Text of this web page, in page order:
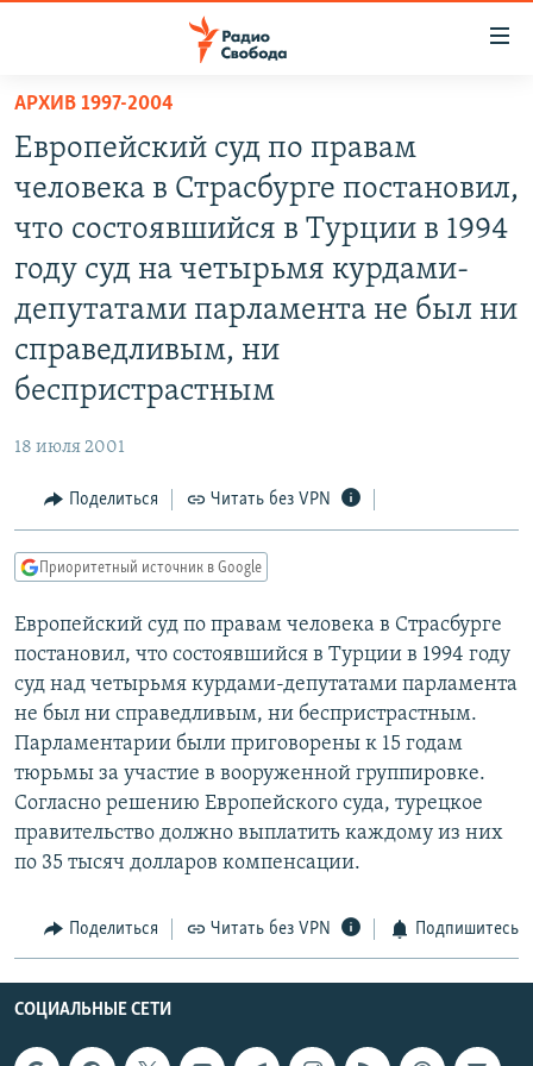
упрощенного
доступа
основному
содержанию
Вернутся
главной
навигации
Вернутся
ПОДКАСТЫ
АВТОРСКИЕ ПРОЕКТЫ
МНЕНИЯ
КУЛЬТУРА
IDEL.РЕАЛИИ
СИБИРЬ.РЕАЛИИ
РАСПИСАНИЕ ВЕЩАНИЯ
СОЦИАЛЬНЫЕ СЕТИ
Все сайты РСЕ/РС
АРХИВ 1997-2004
Европейский суд по правам
человека в Страсбурге постановил,
что состоявшийся в Турции в 1994
году суд на четырьмя курдами-
депутатами парламента не был ни
справедливым, ни
беспристрастным
18 июля 2001
Поделиться Читать без VPN
Приоритетный источник в Google
Европейский суд по правам человека в Страсбурге
постановил, что состоявшийся в Турции в 1994 году
суд над четырьмя курдами-депутатами парламента
не был ни справедливым, ни беспристрастным.
Парламентарии были приговорены к 15 годам
тюрьмы за участие в вооруженной группировке.
Согласно решению Европейского суда, турецкое
правительство должно выплатить каждому из них
по 35 тысяч долларов компенсации.
Поделиться Читать без VPN Подпишитесь
СОЦИАЛЬНЫЕ СЕТИ